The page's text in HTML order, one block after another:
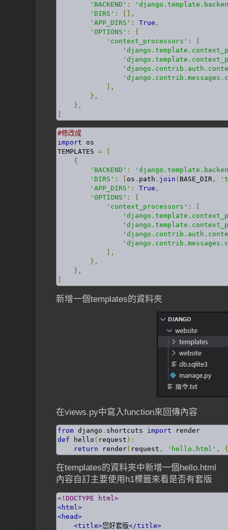
'BACKEND' :
'DIRS' :
[],
'APP_DIRS' : True ,
'OPTIONS' :
{
'context_processors' :
],
},
},
#修改成
import os
TEMPLATES =
{
'BACKEND' :
'DIRS' : os . path . join ( BASE_DIR ,
'APP_DIRS' : True ,
'OPTIONS' :
{
'context_processors' :
],
},
},
新增一個templates的資料夾
在views.py中寫入function來回傳內容
from django . shortcuts import
def hello ( request ):
return render( request , 'hello.html' , {
在templates的資料夾中新增一個hello.html
內容自訂主要使用h1標籤來看是否有套版
<!DOCTYPE html>
<html>
<head>
<title>您好套版</title>